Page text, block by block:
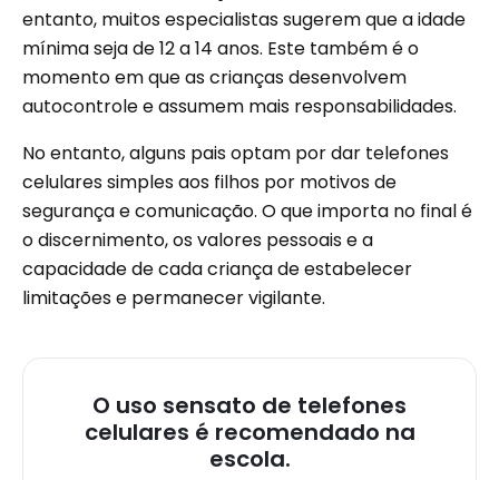
entanto, muitos especialistas sugerem que a idade
mínima seja de 12 a 14 anos. Este também é o
momento em que as crianças desenvolvem
autocontrole e assumem mais responsabilidades.
No entanto, alguns pais optam por dar telefones
celulares simples aos filhos por motivos de
segurança e comunicação. O que importa no final é
o discernimento, os valores pessoais e a
capacidade de cada criança de estabelecer
limitações e permanecer vigilante.
O uso sensato de telefones
celulares é recomendado na
escola.